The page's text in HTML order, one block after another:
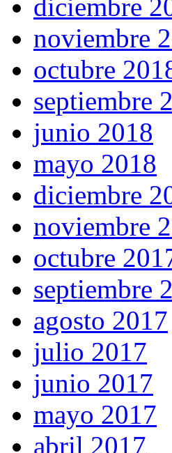
diciembre
noviembre
octubre
septiembre
junio 2018
mayo 2018
diciembre
noviembre
octubre
septiembre
agosto 2017
julio 2017
junio 2017
mayo 2017
abril 2017